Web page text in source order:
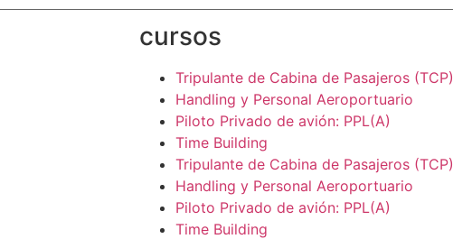
cursos
Tripulante de Cabina de Pasajeros (TCP)
Handling y Personal Aeroportuario
Piloto Privado de avión: PPL(A)
Time Building
Tripulante de Cabina de Pasajeros (TCP)
Handling y Personal Aeroportuario
Piloto Privado de avión: PPL(A)
Time Building